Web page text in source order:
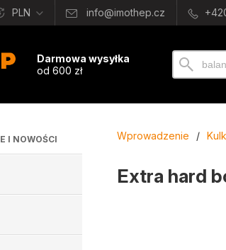
PLN info@imothep.cz
Darmowa wysyłka
od 600 zł
I NOWOŚCI Wprowadzenie /
Extra hard